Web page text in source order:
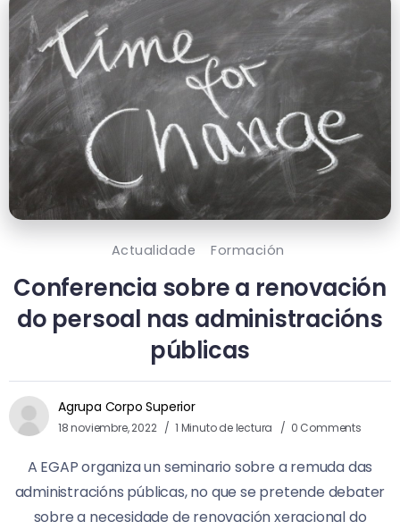
Actualidade Formación
Conferencia sobre a renovación
do persoal nas administracións
públicas
Agrupa Corpo Superior
18 noviembre, 2022 1 Minuto de lectura 0 Comments
A EGAP organiza un seminario sobre a remuda das
administracións públicas, no que se pretende debater
sobre a necesidade de renovación xeracional do